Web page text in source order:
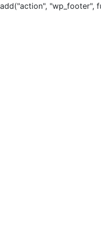
add("action", "wp_footer",